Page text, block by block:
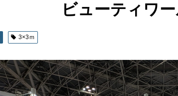
ビューティワ
3×3ｍ